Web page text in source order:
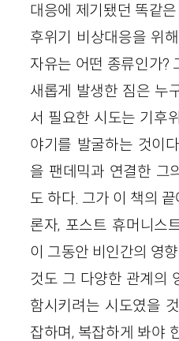
대응에 제기됐던 똑같
후위기 비상대응을 위
자유는 어떤 종류인가?
새롭게 발생한 짐은 누
서 필요한 시도는 기후
야기를 발굴하는 것이
을 팬데믹과 연결한 그
도 하다. 그가 이 책의
론자, 포스트 휴머니스
이 그동안 비인간의 영
것도 그 다양한 관계의
함시키려는 시도였을
잡하며, 복잡하게 봐야